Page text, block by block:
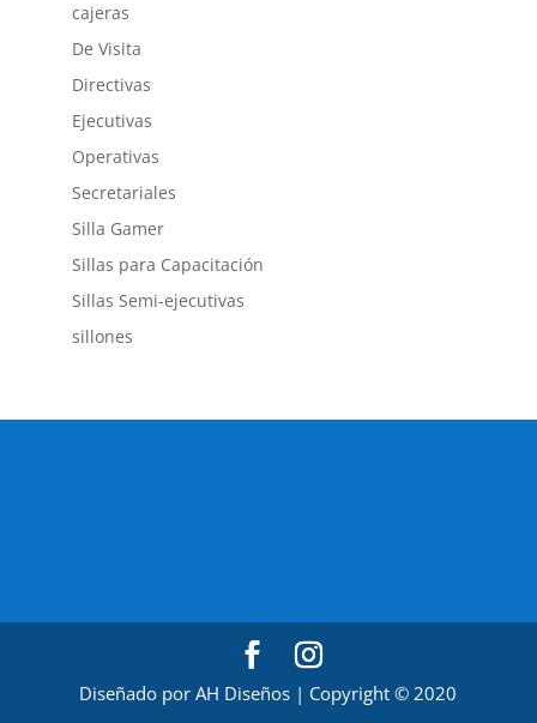
cajeras
De Visita
Directivas
Ejecutivas
Operativas
Secretariales
Silla Gamer
Sillas para Capacitación
Sillas Semi-ejecutivas
sillones
Diseñado por AH Diseños | Copyright © 2020